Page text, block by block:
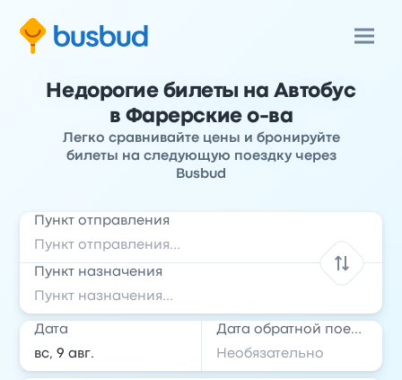
Недорогие билеты на Автобус
в Фарерские о-ва
Легко сравнивайте цены и бронируйте
билеты на следующую поездку через
Busbud
Пункт отправления
Пункт назначения
Дата Дата обратной поездки